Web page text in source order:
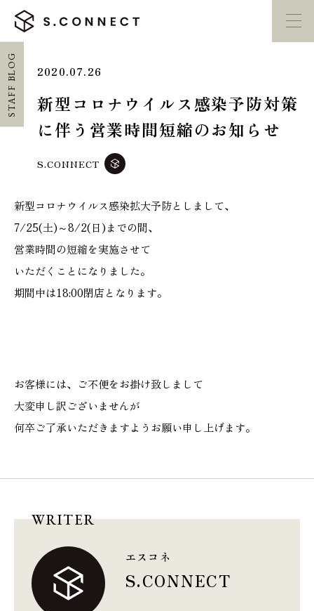
ホーム
CONCEPT
エスコネについて
GALLERY
施工ギャラリー
STAFF BLOG
会社情報
ACCESS MAP
アクセスマップ
家づくり勉強会 カタログ請求
STAFF BLOG 2020.07.26
新型コロナウイルス感染予防対策
に伴う営業時間短縮のお知らせ
S.CONNECT
新型コロナウイルス感染拡大予防としまして、
7/25(土)～8/2(日)までの間、
営業時間の短縮を実施させて
いただくことになりました。
期間中は18:00閉店となります。
お客様には、ご不便をお掛け致しまして
大変申し訳ございませんが
何卒ご了承いただきますようお願い申し上げます。
WRITER
エスコネ
S.CONNECT